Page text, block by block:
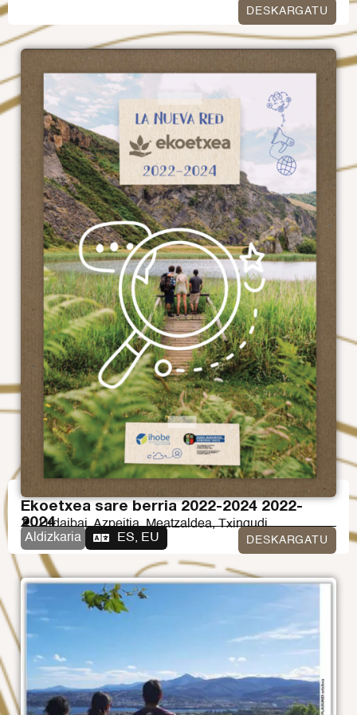
DESKARGATU
Ekoetxea sare berria 2022-2024 2022-
2024Urdaibai, Azpeitia, Meatzaldea, Txingudi
Aldizkaria
ES, EU DESKARGATU